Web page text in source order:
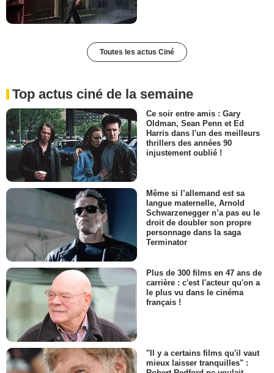
Toutes les actus Ciné
Top actus ciné de la semaine
Ce soir entre amis : Gary
Oldman, Sean Penn et Ed
Harris dans l'un des meilleurs
thrillers des années 90
injustement oublié !
Même si l’allemand est sa
langue maternelle, Arnold
Schwarzenegger n’a pas eu le
droit de doubler son propre
personnage dans la saga
Terminator
Plus de 300 films en 47 ans de
carrière : c'est l'acteur qu'on a
le plus vu dans le cinéma
français !
"Il y a certains films qu'il vaut
mieux laisser tranquilles" :